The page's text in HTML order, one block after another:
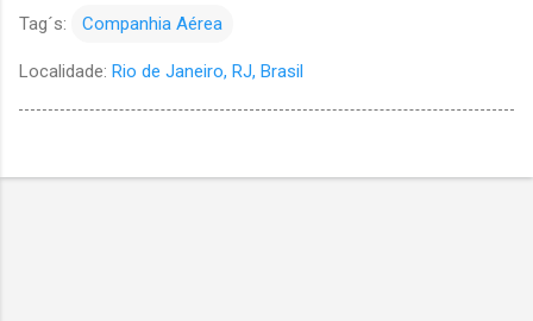
Tag´s: Companhia Aérea
Localidade: Rio de Janeiro, RJ, Brasil